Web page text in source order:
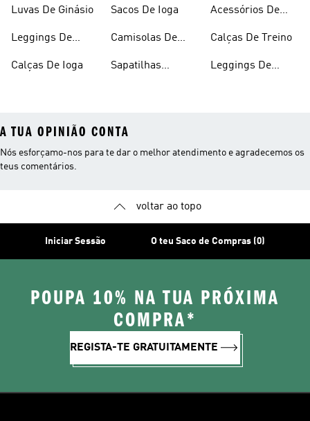
Luvas De Ginásio
Leggings De
Calças De Ioga
Sacos De Ioga
Camisolas De
Sapatilhas
Acessórios De
Calças De Treino
Leggings De
A TUA OPINIÃO CONTA
Nós esforçamo-nos para te dar o melhor atendimento e agradecemos os
teus comentários.
voltar ao topo
Iniciar Sessão O teu Saco de Compras (0)
POUPA 10% NA TUA PRÓXIMA
COMPRA*
REGISTA-TE GRATUITAMENTE